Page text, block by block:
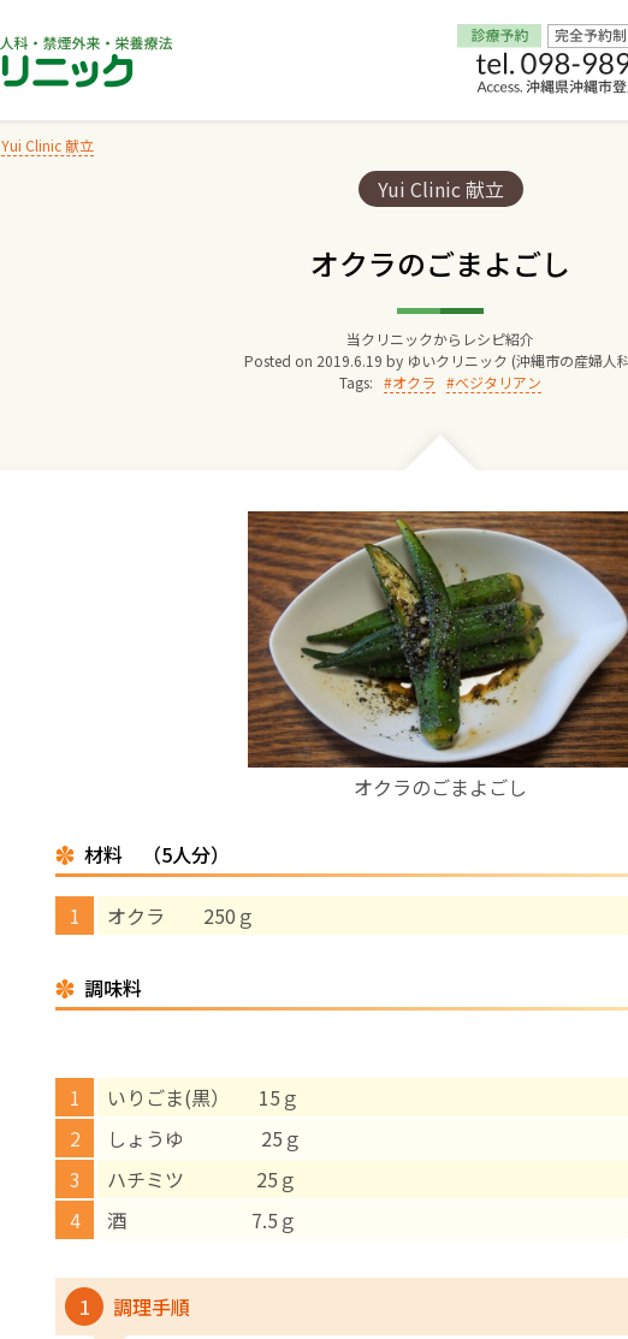
Yui Clinic 献立
Categories:
Yui Clinic 献立
オクラのごまよごし
当クリニックからレシピ紹介
Posted on 2019.6.19 by ゆいクリニック (沖縄市の産婦人
Tags:
オクラ ベジタリアン
オクラのごまよごし
材料 （5人分）
オクラ 250ｇ
調味料
いりごま(黒） 15ｇ
しょうゆ 25ｇ
ハチミツ 25ｇ
酒 7.5ｇ
1 調理手順
Home
院長からのごあいさつ
ゆいクリニックの経営理念
診療料金
妊婦健診
お産について
親と子の結びつき支援
母乳育児
予防接種
‘さんルーム’ でさまざまな講座・クラス